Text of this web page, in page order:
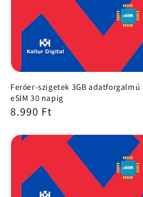
Feröer-szigetek 3GB adatforgalmú
eSIM 30 napig
Normál
8.990 Ft